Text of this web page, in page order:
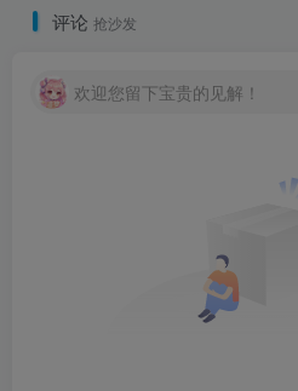
评论 抢沙发
欢迎您留下宝贵的见解！